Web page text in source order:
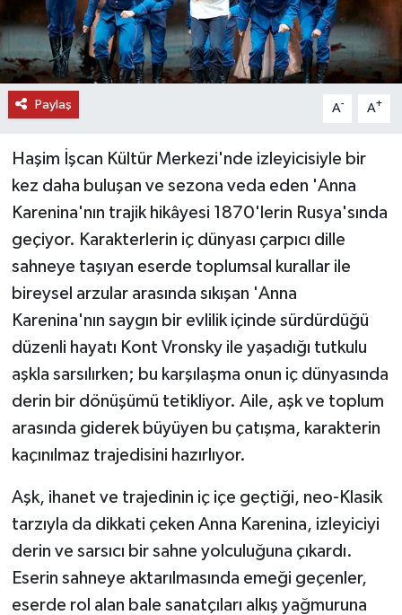
Paylaş A- A+
Haşim İşcan Kültür Merkezi'nde izleyicisiyle bir
kez daha buluşan ve sezona veda eden 'Anna
Karenina'nın trajik hikâyesi 1870'lerin Rusya'sında
geçiyor. Karakterlerin iç dünyası çarpıcı dille
sahneye taşıyan eserde toplumsal kurallar ile
bireysel arzular arasında sıkışan 'Anna
Karenina'nın saygın bir evlilik içinde sürdürdüğü
düzenli hayatı Kont Vronsky ile yaşadığı tutkulu
aşkla sarsılırken; bu karşılaşma onun iç dünyasında
derin bir dönüşümü tetikliyor. Aile, aşk ve toplum
arasında giderek büyüyen bu çatışma, karakterin
kaçınılmaz trajedisini hazırlıyor.
Aşk, ihanet ve trajedinin iç içe geçtiği, neo-Klasik
tarzıyla da dikkati çeken Anna Karenina, izleyiciyi
derin ve sarsıcı bir sahne yolculuğuna çıkardı.
Eserin sahneye aktarılmasında emeği geçenler,
eserde rol alan bale sanatçıları alkış yağmuruna
RÖPORTAJ
VİDEO HABERLER
MAGAZİN